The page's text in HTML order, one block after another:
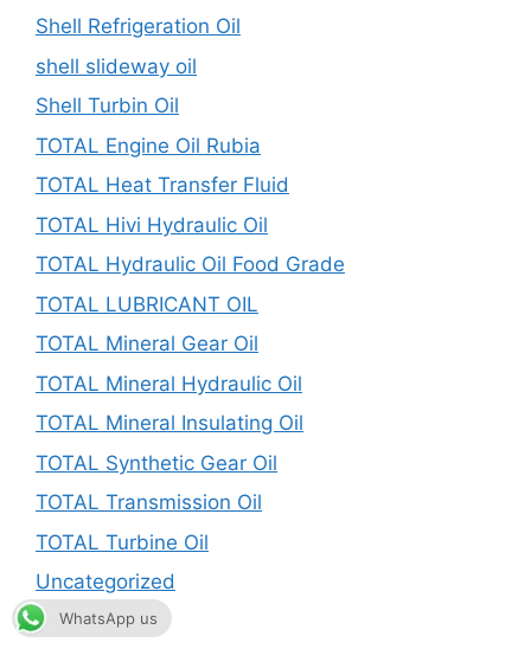
Shell Refrigeration Oil
shell slideway oil
Shell Turbin Oil
TOTAL Engine Oil Rubia
TOTAL Heat Transfer Fluid
TOTAL Hivi Hydraulic Oil
TOTAL Hydraulic Oil Food Grade
TOTAL LUBRICANT OIL
TOTAL Mineral Gear Oil
TOTAL Mineral Hydraulic Oil
TOTAL Mineral Insulating Oil
TOTAL Synthetic Gear Oil
TOTAL Transmission Oil
TOTAL Turbine Oil
Uncategorized
UPTON LUBE
WhatsApp us